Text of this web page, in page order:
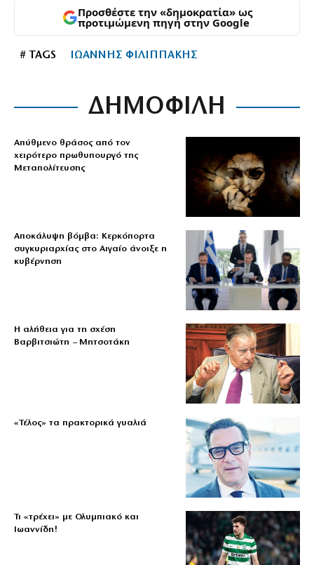
Προσθέστε την «δημοκρατία» ως
προτιμώμενη πηγή στην Google
# TAGS ΙΩΑΝΝΗΣ ΦΙΛΙΠΠΑΚΗΣ
ΔΗΜΟΦΙΛΗ
Απύθμενο θράσος από τον
χειρότερο πρωθυπουργό της
Μεταπολίτευσης
Αποκάλυψη βόμβα: Κερκόπορτα
συγκυριαρχίας στο Αιγαίο άνοιξε η
κυβέρνηση
Η αλήθεια για τη σχέση
Βαρβιτσιώτη – Μητσοτάκη
«Τέλος» τα πρακτορικά γυαλιά
Τι «τρέχει» με Ολυμπιακό και
Ιωαννίδη!